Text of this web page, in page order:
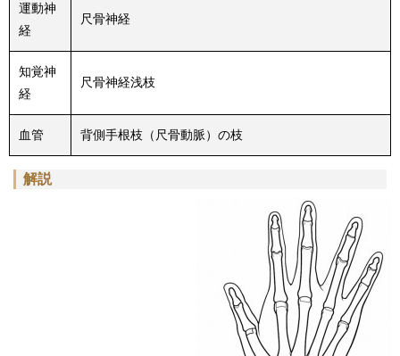
運動神
経
尺骨神経
知覚神
経
尺骨神経浅枝
血管 背側手根枝（尺骨動脈）の枝
解説